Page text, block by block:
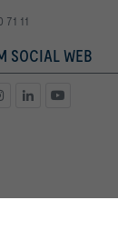
71 11
SOCIAL WEB